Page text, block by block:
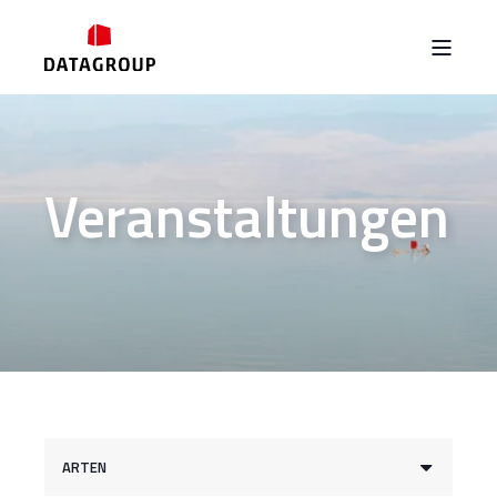
Veranstaltungen
ARTEN